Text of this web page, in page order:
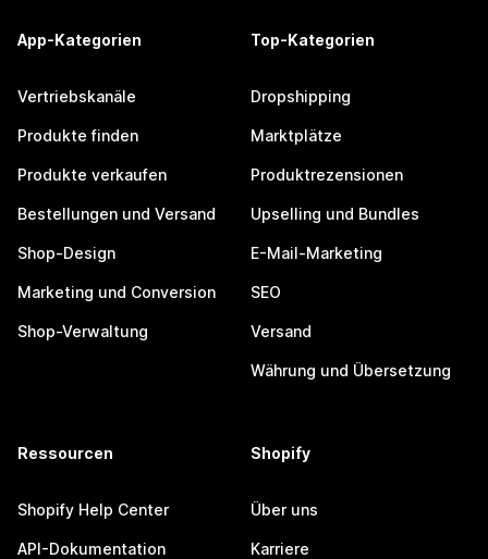
App-Kategorien
Vertriebskanäle
Produkte finden
Produkte verkaufen
Bestellungen und Versand
Shop-Design
Marketing und Conversion
Shop-Verwaltung
Top-Kategorien
Dropshipping
Marktplätze
Produktrezensionen
Upselling und Bundles
E-Mail-Marketing
SEO
Versand
Währung und Übersetzung
Ressourcen
Shopify Help Center
API-Dokumentation
Shopify
Über uns
Karriere